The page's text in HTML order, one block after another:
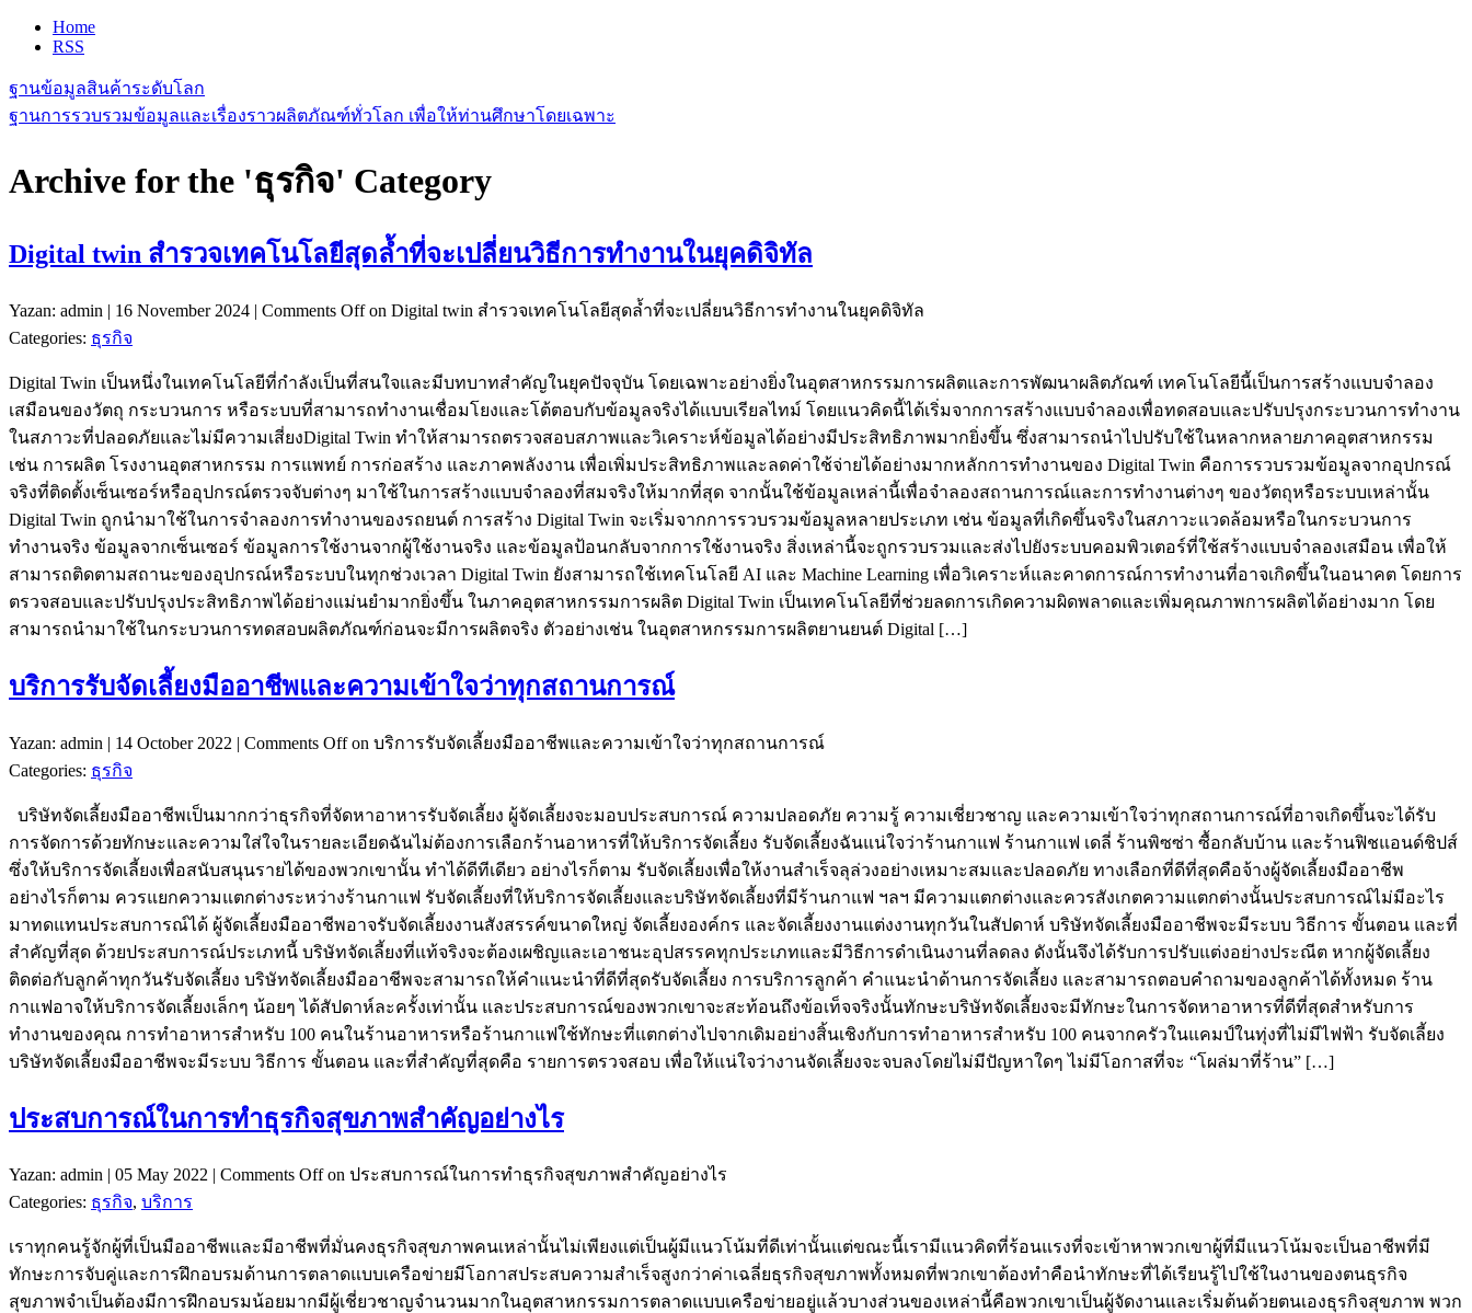
Home
RSS
ฐานข้อมูลสินค้าระดับโลก
ฐานการรวบรวมข้อมูลและเรื่องราวผลิตภัณฑ์ทั่วโลก เพื่อให้ท่านศึกษาโดยเฉพาะ
Archive for the 'ธุรกิจ' Category
Digital twin สำรวจเทคโนโลยีสุดล้ำที่จะเปลี่ยนวิธีการทำงานในยุคดิจิทัล
Yazan: admin | 16 November 2024 | Comments Offon Digital twin สำรวจเทคโนโลยีสุดล้ำที่จะเปลี่ยนวิธีการทำงานในยุคดิจิทัล
Categories: ธุรกิจ
Digital Twin เป็นหนึ่งในเทคโนโลยีที่กำลังเป็นที่สนใจและมีบทบาทสำคัญในยุคปัจจุบัน โดยเฉพาะอย่างยิ่งในอุตสาหกรรมการผลิตและการพัฒนาผลิตภัณฑ์ เทคโนโลยีนี้เป็นการสร้างแบบจำลอง
เสมือนของวัตถุ กระบวนการ หรือระบบที่สามารถทำงานเชื่อมโยงและโต้ตอบกับข้อมูลจริงได้แบบเรียลไทม์ โดยแนวคิดนี้ได้เริ่มจากการสร้างแบบจำลองเพื่อทดสอบและปรับปรุงกระบวนการทำงาน
ในสภาวะที่ปลอดภัยและไม่มีความเสี่ยงDigital Twin ทำให้สามารถตรวจสอบสภาพและวิเคราะห์ข้อมูลได้อย่างมีประสิทธิภาพมากยิ่งขึ้น ซึ่งสามารถนำไปปรับใช้ในหลากหลายภาคอุตสาหกรรม
เช่น การผลิต โรงงานอุตสาหกรรม การแพทย์ การก่อสร้าง และภาคพลังงาน เพื่อเพิ่มประสิทธิภาพและลดค่าใช้จ่ายได้อย่างมากหลักการทำงานของ Digital Twin คือการรวบรวมข้อมูลจากอุปกรณ์
จริงที่ติดตั้งเซ็นเซอร์หรืออุปกรณ์ตรวจจับต่างๆ มาใช้ในการสร้างแบบจำลองที่สมจริงให้มากที่สุด จากนั้นใช้ข้อมูลเหล่านี้เพื่อจำลองสถานการณ์และการทำงานต่างๆ ของวัตถุหรือระบบเหล่านั้น
Digital Twin ถูกนำมาใช้ในการจำลองการทำงานของรถยนต์ การสร้าง Digital Twin จะเริ่มจากการรวบรวมข้อมูลหลายประเภท เช่น ข้อมูลที่เกิดขึ้นจริงในสภาวะแวดล้อมหรือในกระบวนการ
ทำงานจริง ข้อมูลจากเซ็นเซอร์ ข้อมูลการใช้งานจากผู้ใช้งานจริง และข้อมูลป้อนกลับจากการใช้งานจริง สิ่งเหล่านี้จะถูกรวบรวมและส่งไปยังระบบคอมพิวเตอร์ที่ใช้สร้างแบบจำลองเสมือน เพื่อให้
สามารถติดตามสถานะของอุปกรณ์หรือระบบในทุกช่วงเวลา Digital Twin ยังสามารถใช้เทคโนโลยี AI และ Machine Learning เพื่อวิเคราะห์และคาดการณ์การทำงานที่อาจเกิดขึ้นในอนาคต โดยการ
ตรวจสอบและปรับปรุงประสิทธิภาพได้อย่างแม่นยำมากยิ่งขึ้น ในภาคอุตสาหกรรมการผลิต Digital Twin เป็นเทคโนโลยีที่ช่วยลดการเกิดความผิดพลาดและเพิ่มคุณภาพการผลิตได้อย่างมาก โดย
สามารถนำมาใช้ในกระบวนการทดสอบผลิตภัณฑ์ก่อนจะมีการผลิตจริง ตัวอย่างเช่น ในอุตสาหกรรมการผลิตยานยนต์ Digital […]
บริการรับจัดเลี้ยงมืออาชีพและความเข้าใจว่าทุกสถานการณ์
Yazan: admin | 14 October 2022 | Comments Offon บริการรับจัดเลี้ยงมืออาชีพและความเข้าใจว่าทุกสถานการณ์
Categories: ธุรกิจ
บริษัทจัดเลี้ยงมืออาชีพเป็นมากกว่าธุรกิจที่จัดหาอาหารรับจัดเลี้ยง ผู้จัดเลี้ยงจะมอบประสบการณ์ ความปลอดภัย ความรู้ ความเชี่ยวชาญ และความเข้าใจว่าทุกสถานการณ์ที่อาจเกิดขึ้นจะได้รับ
การจัดการด้วยทักษะและความใส่ใจในรายละเอียดฉันไม่ต้องการเลือกร้านอาหารที่ให้บริการจัดเลี้ยง รับจัดเลี้ยงฉันแน่ใจว่าร้านกาแฟ ร้านกาแฟ เดลี่ ร้านพิซซ่า ซื้อกลับบ้าน และร้านฟิชแอนด์ชิปส์
ซึ่งให้บริการจัดเลี้ยงเพื่อสนับสนุนรายได้ของพวกเขานั้น ทำได้ดีทีเดียว อย่างไรก็ตาม รับจัดเลี้ยงเพื่อให้งานสำเร็จลุล่วงอย่างเหมาะสมและปลอดภัย ทางเลือกที่ดีที่สุดคือจ้างผู้จัดเลี้ยงมืออาชีพ
อย่างไรก็ตาม ควรแยกความแตกต่างระหว่างร้านกาแฟ รับจัดเลี้ยงที่ให้บริการจัดเลี้ยงและบริษัทจัดเลี้ยงที่มีร้านกาแฟ ฯลฯ มีความแตกต่างและควรสังเกตความแตกต่างนั้นประสบการณ์ไม่มีอะไร
มาทดแทนประสบการณ์ได้ ผู้จัดเลี้ยงมืออาชีพอาจรับจัดเลี้ยงงานสังสรรค์ขนาดใหญ่ จัดเลี้ยงองค์กร และจัดเลี้ยงงานแต่งงานทุกวันในสัปดาห์ บริษัทจัดเลี้ยงมืออาชีพจะมีระบบ วิธีการ ขั้นตอน และที่
สำคัญที่สุด ด้วยประสบการณ์ประเภทนี้ บริษัทจัดเลี้ยงที่แท้จริงจะต้องเผชิญและเอาชนะอุปสรรคทุกประเภทและมีวิธีการดำเนินงานที่ลดลง ดังนั้นจึงได้รับการปรับแต่งอย่างประณีต หากผู้จัดเลี้ยง
ติดต่อกับลูกค้าทุกวันรับจัดเลี้ยง บริษัทจัดเลี้ยงมืออาชีพจะสามารถให้คำแนะนำที่ดีที่สุดรับจัดเลี้ยง การบริการลูกค้า คำแนะนำด้านการจัดเลี้ยง และสามารถตอบคำถามของลูกค้าได้ทั้งหมด ร้าน
กาแฟอาจให้บริการจัดเลี้ยงเล็กๆ น้อยๆ ได้สัปดาห์ละครั้งเท่านั้น และประสบการณ์ของพวกเขาจะสะท้อนถึงข้อเท็จจริงนั้นทักษะบริษัทจัดเลี้ยงจะมีทักษะในการจัดหาอาหารที่ดีที่สุดสำหรับการ
ทำงานของคุณ การทำอาหารสำหรับ 100 คนในร้านอาหารหรือร้านกาแฟใช้ทักษะที่แตกต่างไปจากเดิมอย่างสิ้นเชิงกับการทำอาหารสำหรับ 100 คนจากครัวในแคมป์ในทุ่งที่ไม่มีไฟฟ้า รับจัดเลี้ยง
บริษัทจัดเลี้ยงมืออาชีพจะมีระบบ วิธีการ ขั้นตอน และที่สำคัญที่สุดคือ รายการตรวจสอบ เพื่อให้แน่ใจว่างานจัดเลี้ยงจะจบลงโดยไม่มีปัญหาใดๆ ไม่มีโอกาสที่จะ “โผล่มาที่ร้าน” […]
ประสบการณ์ในการทำธุรกิจสุขภาพสำคัญอย่างไร
Yazan: admin | 05 May 2022 | Comments Offon ประสบการณ์ในการทำธุรกิจสุขภาพสำคัญอย่างไร
Categories: ธุรกิจ, บริการ
เราทุกคนรู้จักผู้ที่เป็นมืออาชีพและมีอาชีพที่มั่นคงธุรกิจสุขภาพคนเหล่านั้นไม่เพียงแต่เป็นผู้มีแนวโน้มที่ดีเท่านั้นแต่ขณะนี้เรามีแนวคิดที่ร้อนแรงที่จะเข้าหาพวกเขาผู้ที่มีแนวโน้มจะเป็นอาชีพที่มี
ทักษะการจับคู่และการฝึกอบรมด้านการตลาดแบบเครือข่ายมีโอกาสประสบความสำเร็จสูงกว่าค่าเฉลี่ยธุรกิจสุขภาพทั้งหมดที่พวกเขาต้องทำคือนำทักษะที่ได้เรียนรู้ไปใช้ในงานของตนธุรกิจ
สุขภาพจำเป็นต้องมีการฝึกอบรมน้อยมากมีผู้เชี่ยวชาญจำนวนมากในอุตสาหกรรมการตลาดแบบเครือข่ายอยู่แล้วบางส่วนของเหล่านี้คือพวกเขาเป็นผู้จัดงานและเริ่มต้นด้วยตนเองธุรกิจสุขภาพ พวก